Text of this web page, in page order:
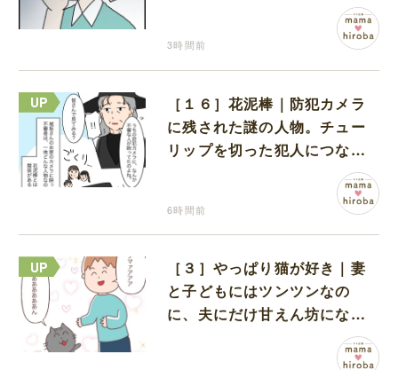
3時間前
［１６］花泥棒｜防犯カメラ
に残された謎の人物。チュー
リップを切った犯人につなが
る証拠になるのか期待する
6時間前
［３］やっぱり猫が好き｜妻
と子どもにはツンツンなの
に、夫にだけ甘えん坊になる